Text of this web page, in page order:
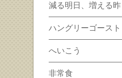
減る明日、増える
ハングリーゴースト
へいこう
非常食